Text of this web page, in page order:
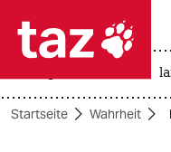
 taz
Startseite Wahrheit